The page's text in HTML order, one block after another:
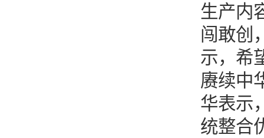
生产内
闯敢创
示，希
赓续中
华表示
统整合